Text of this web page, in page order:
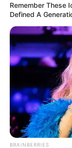
Remember These
Defined A
BRAINBERRIES